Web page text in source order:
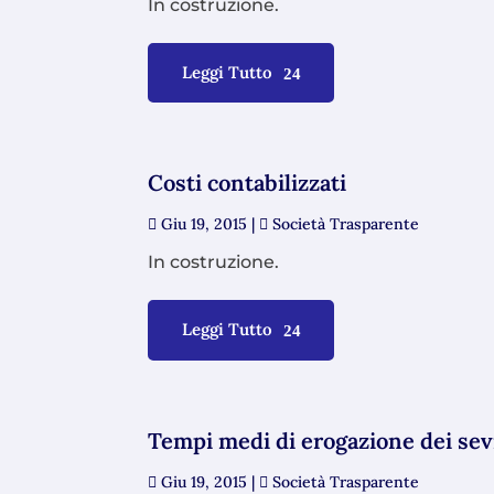
In costruzione.
Leggi Tutto
Costi contabilizzati
Giu 19, 2015 | Società Trasparente
In costruzione.
Leggi Tutto
Tempi medi di erogazione dei
Giu 19, 2015 | Società Trasparente